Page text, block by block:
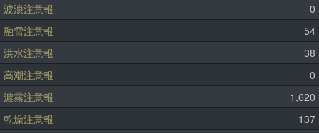
波浪注意報
0
融雪注意報
54
洪水注意報
38
高潮注意報
0
濃霧注意報
1,620
乾燥注意報
137